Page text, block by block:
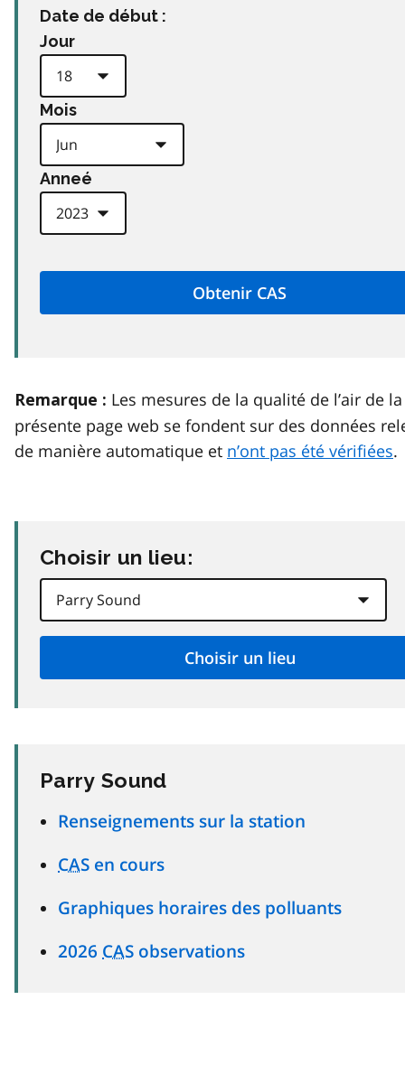
Date de début :
Jour
Mois
Anneé
Remarque : Les mesures de la qualité de l’air de la
présente page web se fondent sur des données
de manière automatique et n’ont pas été vérifiées.
Choisir un lieu:
Parry Sound
Renseignements sur la station
CAS en cours
Graphiques horaires des polluants
2026 CAS observations